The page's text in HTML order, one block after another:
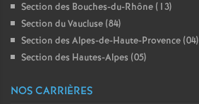
Section des Bouches-du-Rhône (13)
Section du Vaucluse (84)
Section des Alpes-de-Haute-Provence (04)
Section des Hautes-Alpes (05)
NOS CARRIÈRES